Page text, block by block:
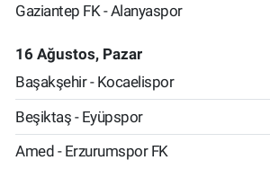
Gaziantep FK - Alanyaspor
16 Ağustos, Pazar
Başakşehir - Kocaelispor
Beşiktaş - Eyüpspor
Amed - Erzurumspor FK